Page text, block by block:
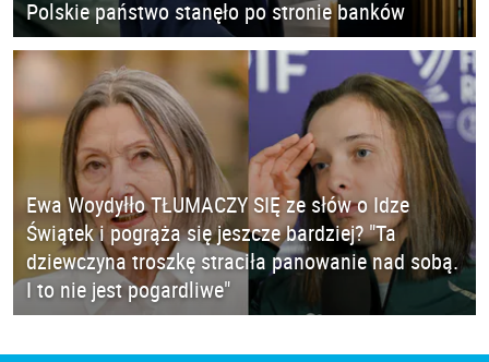
Polskie państwo stanęło po stronie banków
Ewa Woydyłło TŁUMACZY SIĘ ze słów o Idze
Świątek i pogrąża się jeszcze bardziej? "Ta
dziewczyna troszkę straciła panowanie nad sobą.
I to nie jest pogardliwe"